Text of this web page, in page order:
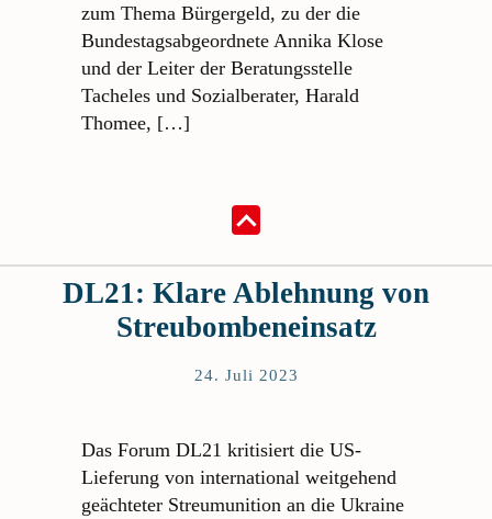
zum Thema Bürgergeld, zu der die
Bundestagsabgeordnete Annika Klose
und der Leiter der Beratungsstelle
Tacheles und Sozialberater, Harald
Thomee, […]
DL21: Klare Ablehnung von
Streubombeneinsatz
24. Juli 2023
Das Forum DL21 kritisiert die US-
Lieferung von international weitgehend
geächteter Streumunition an die Ukraine